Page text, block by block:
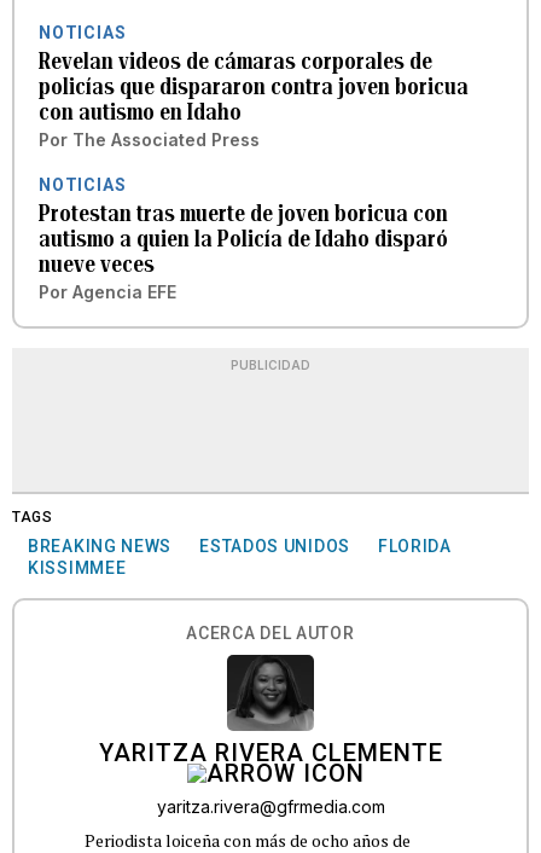
NOTICIAS
Revelan videos de cámaras corporales de
policías que dispararon contra joven boricua
con autismo en Idaho
Por The Associated Press
NOTICIAS
Protestan tras muerte de joven boricua con
autismo a quien la Policía de Idaho disparó
nueve veces
Por Agencia EFE
PUBLICIDAD
TAGS
BREAKING NEWS ESTADOS UNIDOS
FLORIDA
KISSIMMEE
ACERCA DEL AUTOR
YARITZA RIVERA CLEMENTE
yaritza.rivera@gfrmedia.com
Periodista loiceña con más de ocho años de